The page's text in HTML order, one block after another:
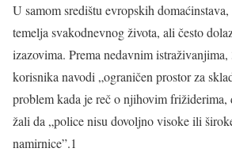
U samom središtu evropskih
temelja svakodnevnog života, ali često
izazovima. Prema nedavnim
korisnika navodi „ograničen prostor za
problem kada je reč o njihovim frižiderima,
žali da „police nisu dovoljno visoke ili
namirnice”.1